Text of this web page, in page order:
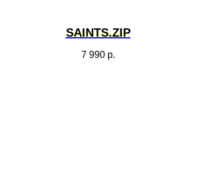
SAINTS.ZIP
7 990 р.